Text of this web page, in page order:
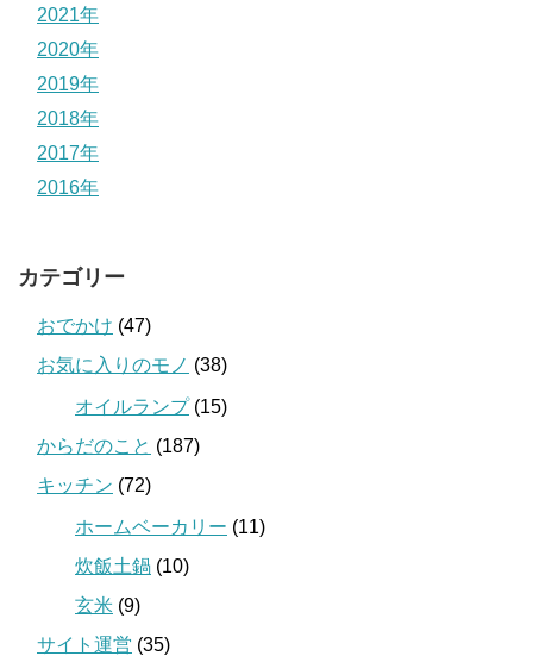
2021年
2020年
2019年
2018年
2017年
2016年
カテゴリー
おでかけ (47)
お気に入りのモノ (38)
オイルランプ(15)
からだのこと (187)
キッチン (72)
ホームベーカリー (11)
炊飯土鍋 (10)
玄米 (9)
サイト運営 (35)